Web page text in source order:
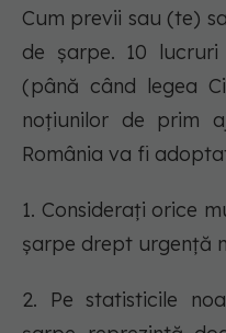
Cum previi sau (te)
de șarpe. 10
(până când legea
noțiunilor de prim
România va fi
1. Considerați orice
șarpe drept urgență
2. Pe statisticile